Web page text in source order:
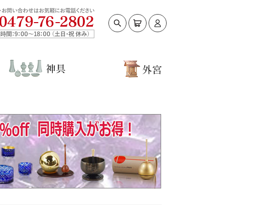
パスワード
パスワードを忘れた方はこちら
初めての方へ
新規会員登録